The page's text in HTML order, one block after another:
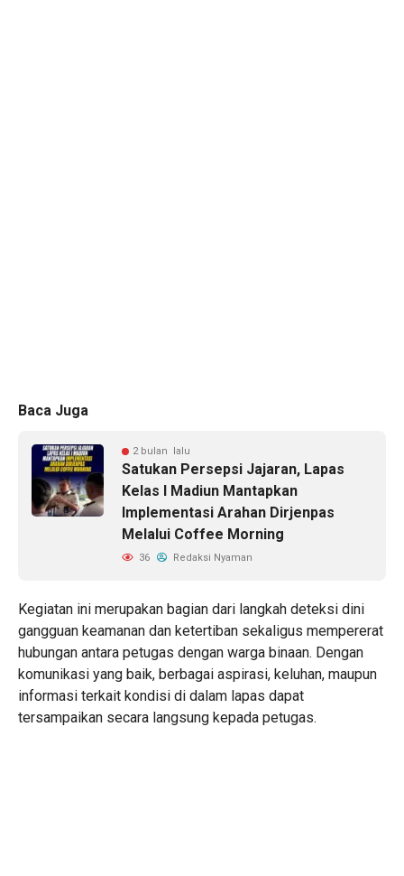
Baca Juga
2 bulan lalu
Satukan Persepsi Jajaran, Lapas
Kelas I Madiun Mantapkan
Implementasi Arahan Dirjenpas
Melalui Coffee Morning
36 Redaksi Nyaman
Kegiatan ini merupakan bagian dari langkah deteksi dini
gangguan keamanan dan ketertiban sekaligus mempererat
hubungan antara petugas dengan warga binaan. Dengan
komunikasi yang baik, berbagai aspirasi, keluhan, maupun
informasi terkait kondisi di dalam lapas dapat
tersampaikan secara langsung kepada petugas.